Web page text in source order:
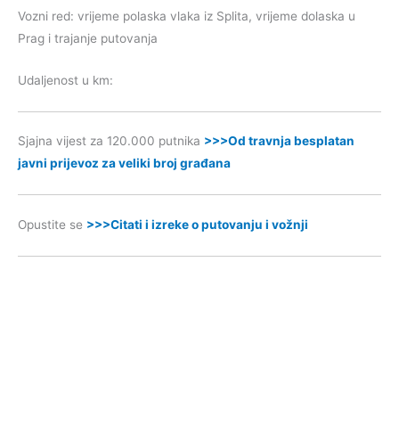
Vozni red: vrijeme polaska vlaka iz Splita, vrijeme dolaska u
Prag i trajanje putovanja
Udaljenost u km:
Sjajna vijest za 120.000 putnika >>>Od travnja besplatan
javni prijevoz za veliki broj građana
Opustite se >>>Citati i izreke o putovanju i vožnji